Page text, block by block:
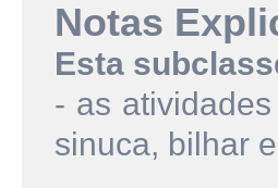
Notas
Esta
- as
sinuca, bilhar